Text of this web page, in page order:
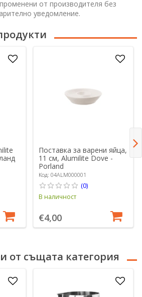
от производителя без
уведомление.
Поставка за варени яйца,
11 см, Alumilite Dove -
Porland
Код: 04ALM000001
(0)
В наличност
€4,00
от същата категория